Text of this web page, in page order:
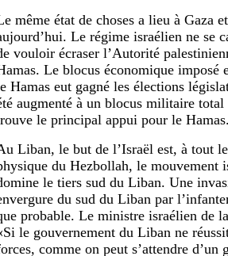
même état de choses a lieu à Gaza
Le régime israélien ne se
vouloir écraser l’Autorité
Le blocus économique imposé
Hamas eut gagné les élections
augmenté à un blocus militaire total
le principal appui pour le
Liban, le but de l’Israël est, à tout
du Hezbollah, le mouvement
le tiers sud du Liban. Une
du sud du Liban par
probable. Le ministre israélien de
le gouvernement du Liban ne
comme on peut s’attendre d’un